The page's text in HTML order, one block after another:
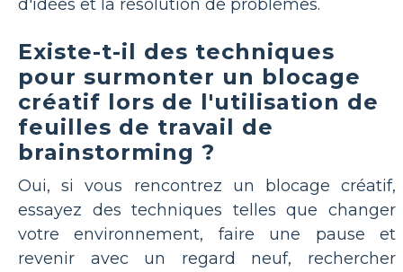
d'idées et la résolution de problèmes.
Existe-t-il des techniques
pour surmonter un blocage
créatif lors de l'utilisation de
feuilles de travail de
brainstorming ?
Oui, si vous rencontrez un blocage créatif,
essayez des techniques telles que changer
votre environnement, faire une pause et
revenir avec un regard neuf, rechercher